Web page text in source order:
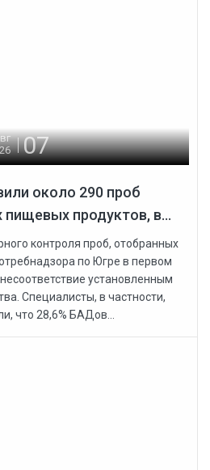
07
около 290 проб
пищевых продуктов, в...
контроля проб, отобранных
по Югре в первом
установленным
Специалисты, в частности,
что 28,6% БАДов...